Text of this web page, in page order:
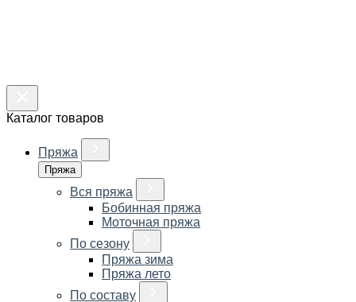
Каталог товаров
Пряжа
Пряжа
Вся пряжа
Бобинная пряжа
Моточная пряжа
По сезону
Пряжа зима
Пряжа лето
По составу